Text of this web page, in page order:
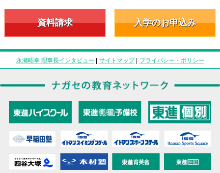
資料請求 入学のお申込み
永瀬昭幸 理事長インタビュー | サイトマップ| プライバシー・ポリシー